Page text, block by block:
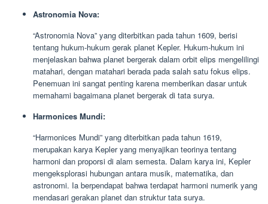
Astronomia Nova:
“Astronomia Nova” yang diterbitkan pada tahun 1609, berisi
tentang hukum-hukum gerak planet Kepler. Hukum-hukum ini
menjelaskan bahwa planet bergerak dalam orbit elips mengelilingi
matahari, dengan matahari berada pada salah satu fokus elips.
Penemuan ini sangat penting karena memberikan dasar untuk
memahami bagaimana planet bergerak di tata surya.
Harmonices Mundi:
“Harmonices Mundi” yang diterbitkan pada tahun 1619,
merupakan karya Kepler yang menyajikan teorinya tentang
harmoni dan proporsi di alam semesta. Dalam karya ini, Kepler
mengeksplorasi hubungan antara musik, matematika, dan
astronomi. Ia berpendapat bahwa terdapat harmoni numerik yang
mendasari gerakan planet dan struktur tata surya.